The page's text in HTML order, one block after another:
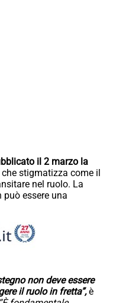
il 2 marzo la
che stigmatizza come il
nel ruolo. La
essere una
non deve essere
il ruolo in fretta”, è